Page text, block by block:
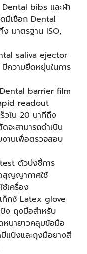
Dental bibs และผ้า
มีเชือก Dental
มาตรฐาน ISO,
saliva ejector
ความยืดหยุ่นในการ
barrier film
readout
วใน 20 นาทีถึง
จะสามารถดำเนิน
งานเพื่อตรวจสอบ
ตัวบ่งชี้การ
สุญญากาศใช้
เครื่อง
ท็กซ์ Latex glove
ง ถุงมือสำหรับ
หนายาวคลุมข้อมือ
แป้งและถุงมือยางสี